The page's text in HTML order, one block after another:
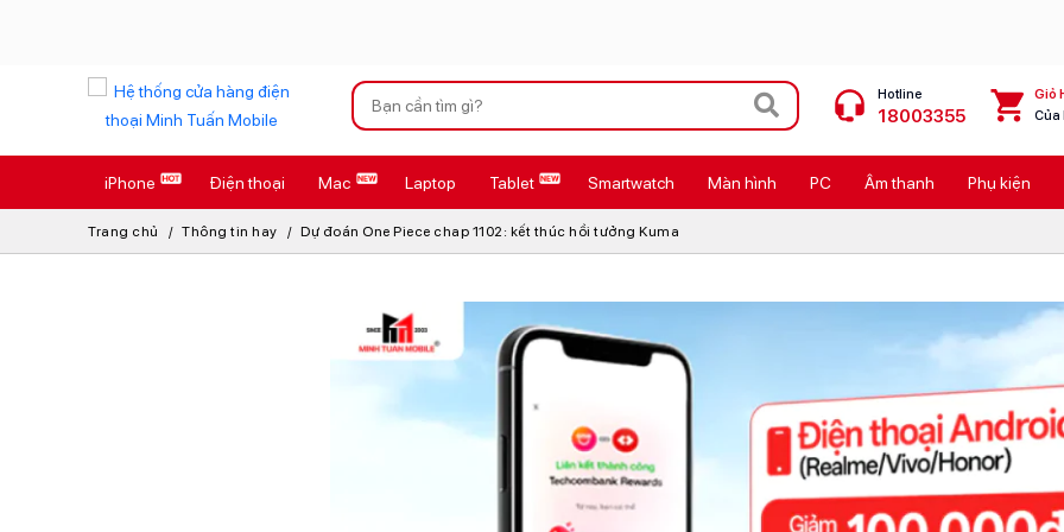
Xu hướng tìm kiếm
iPhone 17 Pro Max
AirTag 2 Mới Galaxy Z8 Series
AirPods 4 OPPO Reno16
Apple Watch S11
Osmo Pocket 4 Ốp lưng Apple
Cốc sạc Apple
Hotline
18003355
Giỏ
Của
iPhone Điện thoại Mac Laptop Tablet Smartwatch Màn hình PC Âm thanh Phụ kiện
Trang chủ Thông tin hay Dự đoán One Piece chap 1102: kết thúc hồi tưởng Kuma